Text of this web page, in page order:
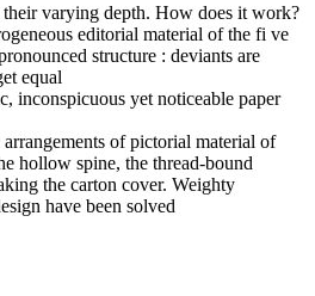
varying depth. How does it work?
editorial material of the fi ve
structure : deviants are
equal
inconspicuous yet noticeable paper
of pictorial material of
hollow spine, the thread-bound
the carton cover. Weighty
have been solved